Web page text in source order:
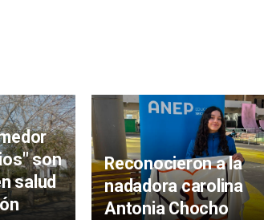
son
salud
Reconocieron a la
nadadora carolina
Antonia Chocho